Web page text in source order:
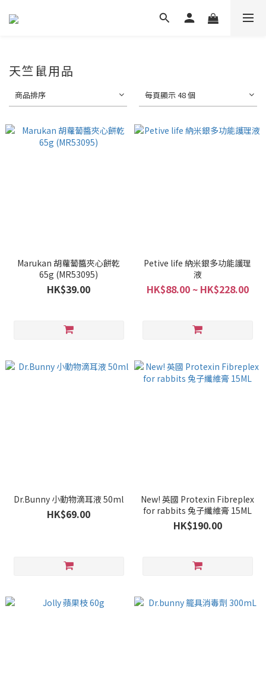
天竺鼠用品
商品排序 每頁顯示 48 個
Marukan 胡蘿蔔醬夾心餅乾
65g (MR53095)
HK$39.00
Petive life 納米銀多功能護理
液
HK$88.00 ~ HK$228.00
Dr.Bunny 小動物滴耳液 50ml
HK$69.00
New! 英國 Protexin Fibreplex
for rabbits 兔子纖維膏 15ML
HK$190.00